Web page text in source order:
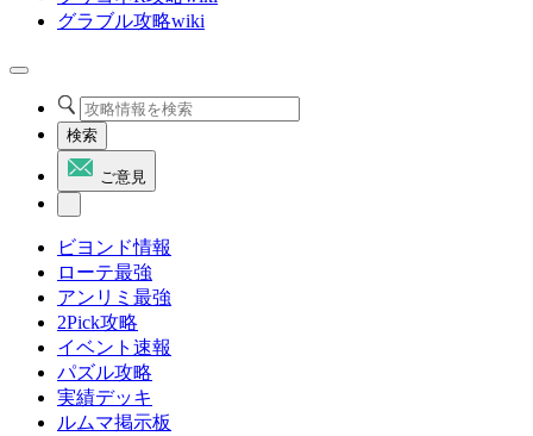
グラブル攻略wiki
検索
ご意見
ビヨンド情報
ローテ最強
アンリミ最強
2Pick攻略
イベント速報
パズル攻略
実績デッキ
ルムマ掲示板